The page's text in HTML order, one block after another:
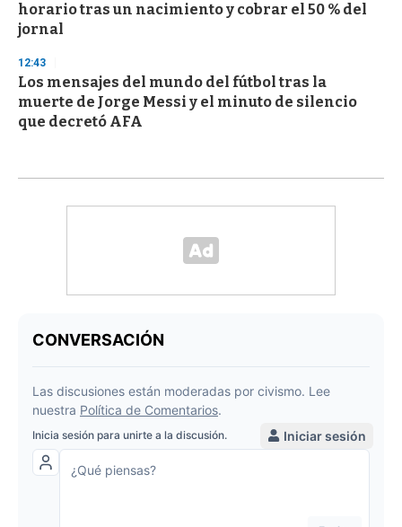
horario tras un nacimiento y cobrar el 50 % del
jornal
12:43
Los mensajes del mundo del fútbol tras la
muerte de Jorge Messi y el minuto de silencio
que decretó AFA